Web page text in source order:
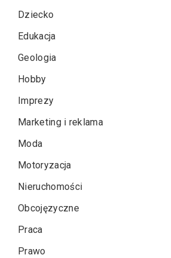
Dziecko
Edukacja
Geologia
Hobby
Imprezy
Marketing i reklama
Moda
Motoryzacja
Nieruchomości
Obcojęzyczne
Praca
Prawo